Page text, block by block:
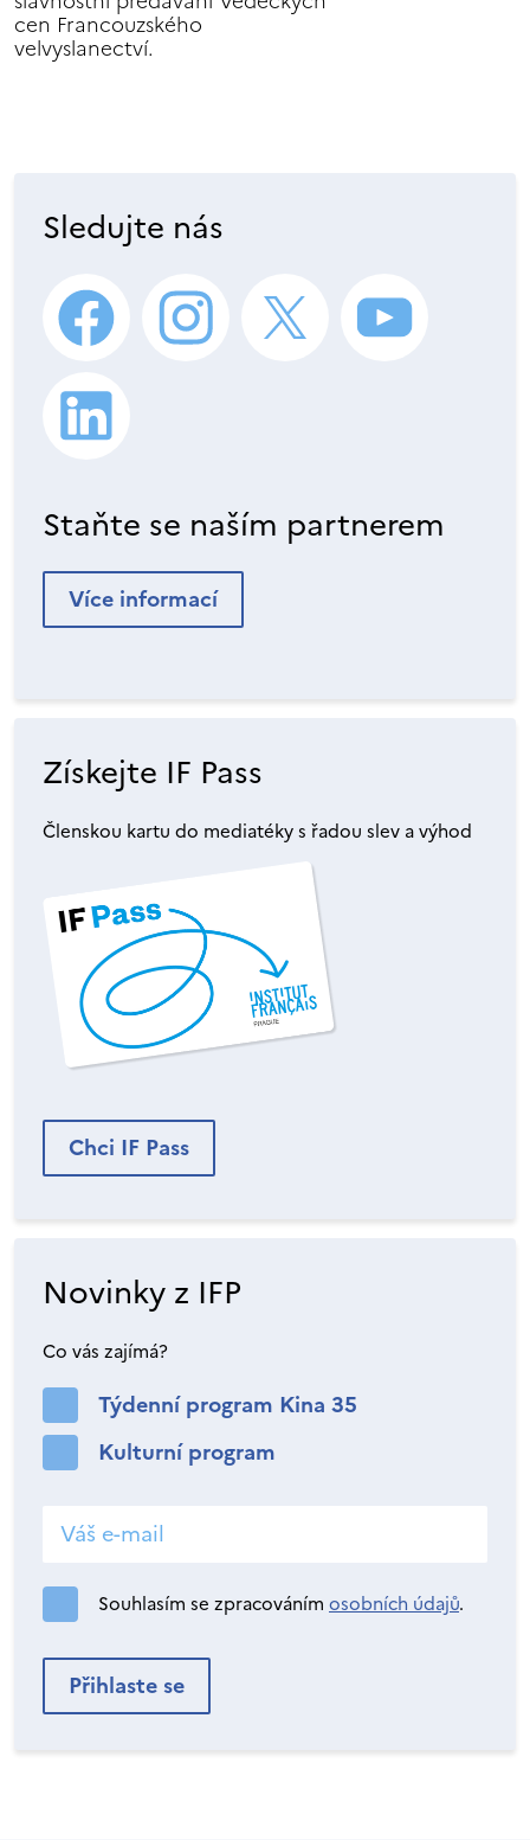
cen Francouzského
velvyslanectví.
Sledujte nás
Staňte se naším partnerem
Více informací
Získejte IF Pass
Členskou kartu do mediatéky s řadou slev a výhod
Chci IF Pass
Novinky z IFP
Co vás zajímá?
Týdenní program Kina 35
Kulturní program
Souhlasím se zpracováním osobních údajů.